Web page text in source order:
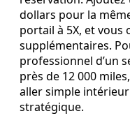
dollars pour la
portail à 5X, et vous
supplémentaires.
professionnel d’un
près de 12 000
aller simple
stratégique.